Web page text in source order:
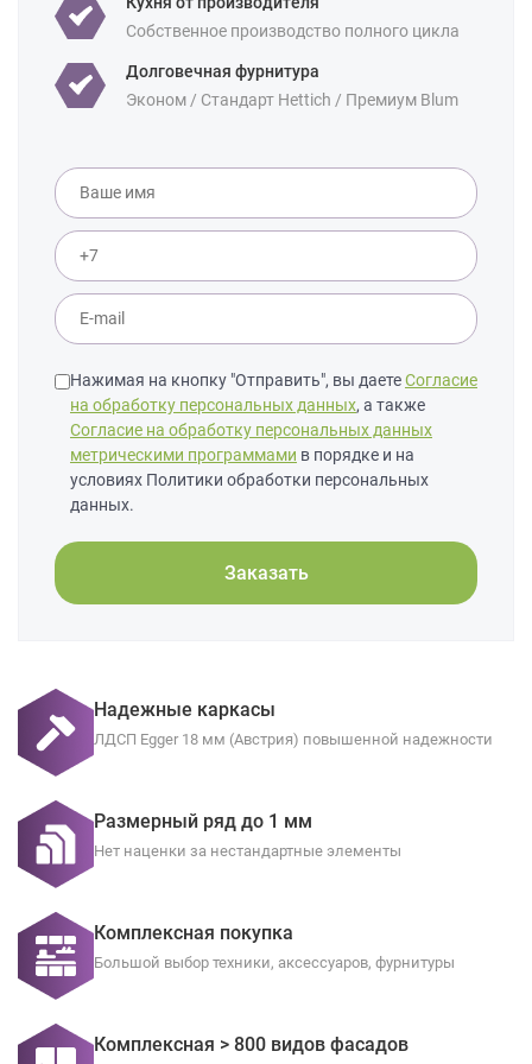
Собственное производство полного цикла
Долговечная фурнитура
Эконом / Стандарт Hettich / Премиум Blum
Нажимая на кнопку "Отправить", вы даетеСогласие
на обработку персональных данных, а также
Согласие на обработку персональных данных
метрическими программами в порядке и на
условиях Политики обработки персональных
данных.
Заказать
Надежные каркасы
ЛДСП Egger 18 мм (Австрия) повышенной надежности
Размерный ряд до 1 мм
Нет наценки за нестандартные элементы
Комплексная покупка
Большой выбор техники, аксессуаров, фурнитуры
Комплексная > 800 видов фасадов